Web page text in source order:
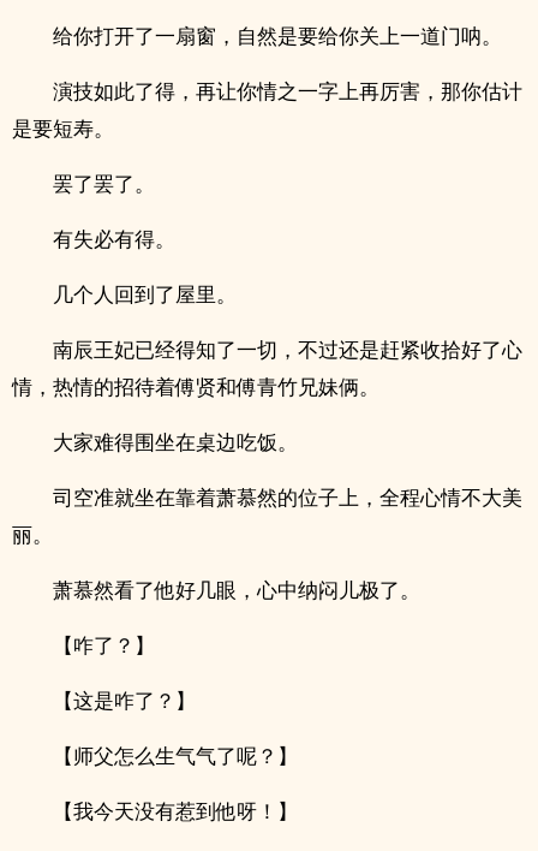
给你打开了一扇窗，自然是要给你关上一道门呐。
演技如此了得，再让你情之一字上再厉害，那你估计
是要短寿。
罢了罢了。
有失必有得。
几个人回到了屋里。
南辰王妃已经得知了一切，不过还是赶紧收拾好了心
情，热情的招待着傅贤和傅青竹‎­‎兄‎­妹‍俩。
大家难得围坐在桌边吃饭。
司空准就坐在靠着萧慕然的位子上，全程心情不大美
丽。
萧慕然看了他好几眼，心中纳闷儿极了。
【咋了？】
【这是咋了？】
【师父怎么生气气了呢？】
【我今天没有惹到他呀！】